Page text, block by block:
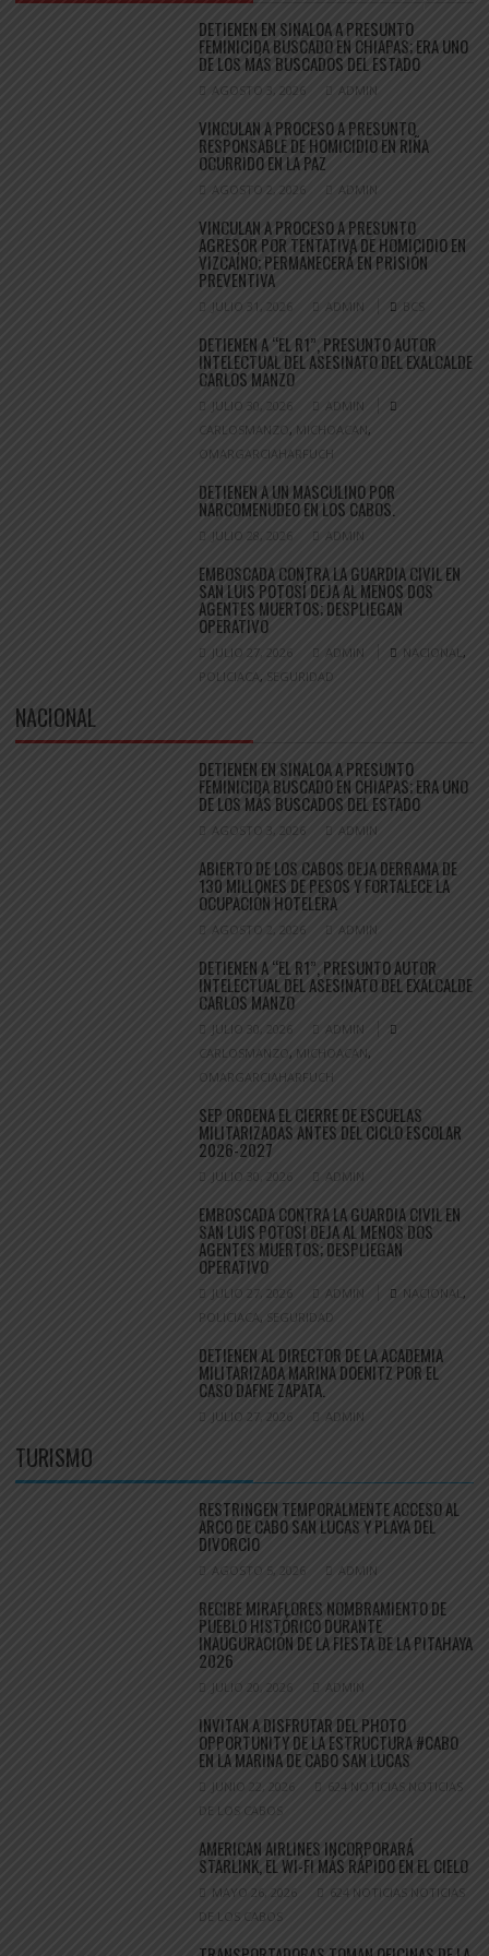
DETIENEN EN SINALOA A PRESUNTO
FEMINICIDA BUSCADO EN CHIAPAS; ERA UNO
DE LOS MÁS BUSCADOS DEL ESTADO
AGOSTO 3, 2026 ADMIN
VINCULAN A PROCESO A PRESUNTO
RESPONSABLE DE HOMICIDIO EN RIÑA
OCURRIDO EN LA PAZ
AGOSTO 2, 2026 ADMIN
VINCULAN A PROCESO A PRESUNTO
AGRESOR POR TENTATIVA DE HOMICIDIO EN
VIZCAÍNO; PERMANECERÁ EN PRISIÓN
PREVENTIVA
JULIO 31, 2026 ADMIN BCS
DETIENEN A “EL R1”, PRESUNTO AUTOR
INTELECTUAL DEL ASESINATO DEL EXALCALDE
CARLOS MANZO
JULIO 30, 2026
ADMIN
CARLOSMANZO, MICHOACAN ,
OMARGARCIAHARFUCH
DETIENEN A UN MASCULINO POR
NARCOMENUDEO EN LOS CABOS.
JULIO 28, 2026 ADMIN
EMBOSCADA CONTRA LA GUARDIA CIVIL EN
SAN LUIS POTOSÍ DEJA AL MENOS DOS
AGENTES MUERTOS; DESPLIEGAN
OPERATIVO
JULIO 27, 2026 ADMIN NACIONAL,
POLICIACA, SEGURIDAD
NACIONAL
DETIENEN EN SINALOA A PRESUNTO
FEMINICIDA BUSCADO EN CHIAPAS; ERA UNO
DE LOS MÁS BUSCADOS DEL ESTADO
AGOSTO 3, 2026 ADMIN
ABIERTO DE LOS CABOS DEJA DERRAMA DE
130 MILLONES DE PESOS Y FORTALECE LA
OCUPACIÓN HOTELERA
AGOSTO 2, 2026 ADMIN
DETIENEN A “EL R1”, PRESUNTO AUTOR
INTELECTUAL DEL ASESINATO DEL EXALCALDE
CARLOS MANZO
JULIO 30, 2026
ADMIN
CARLOSMANZO , MICHOACAN ,
OMARGARCIAHARFUCH
SEP ORDENA EL CIERRE DE ESCUELAS
MILITARIZADAS ANTES DEL CICLO ESCOLAR
2026-2027
JULIO 30, 2026 ADMIN
EMBOSCADA CONTRA LA GUARDIA CIVIL EN
SAN LUIS POTOSÍ DEJA AL MENOS DOS
AGENTES MUERTOS; DESPLIEGAN
OPERATIVO
JULIO 27, 2026 ADMIN NACIONAL ,
POLICIACA, SEGURIDAD
DETIENEN AL DIRECTOR DE LA ACADEMIA
MILITARIZADA MARINA DOENITZ POR EL
CASO DAFNE ZAPATA.
JULIO 27, 2026 ADMIN
TURISMO
RESTRINGEN TEMPORALMENTE ACCESO AL
ARCO DE CABO SAN LUCAS Y PLAYA DEL
DIVORCIO
AGOSTO 5, 2026 ADMIN
RECIBE MIRAFLORES NOMBRAMIENTO DE
PUEBLO HISTÓRICO DURANTE
INAUGURACIÓN DE LA FIESTA DE LA PITAHAYA
2026
JULIO 20, 2026 ADMIN
INVITAN A DISFRUTAR DEL PHOTO
OPPORTUNITY DE LA ESTRUCTURA #CABO
EN LA MARINA DE CABO SAN LUCAS
JUNIO 22, 2026
624 NOTICIAS NOTICIAS
DE LOS CABOS
AMERICAN AIRLINES INCORPORARÁ
STARLINK, EL WI-FI MÁS RÁPIDO EN EL CIELO
MAYO 26, 2026
624 NOTICIAS NOTICIAS
DE LOS CABOS